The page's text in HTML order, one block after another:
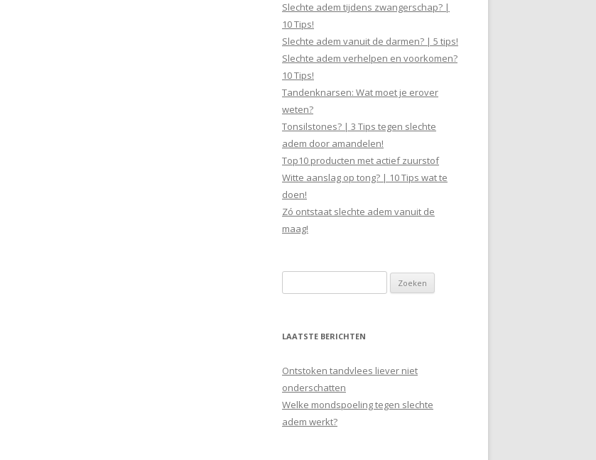
Slechte adem tijdens zwangerschap? |
10 Tips!
Slechte adem vanuit de darmen? | 5 tips!
Slechte adem verhelpen en voorkomen?
10 Tips!
Tandenknarsen: Wat moet je erover
weten?
Tonsilstones? | 3 Tips tegen slechte
adem door amandelen!
Top10 producten met actief zuurstof
Witte aanslag op tong? | 10 Tips wat te
doen!
Zó ontstaat slechte adem vanuit de
maag!
naar:
LAATSTE BERICHTEN
Ontstoken tandvlees liever niet
onderschatten
Welke mondspoeling tegen slechte
adem werkt?